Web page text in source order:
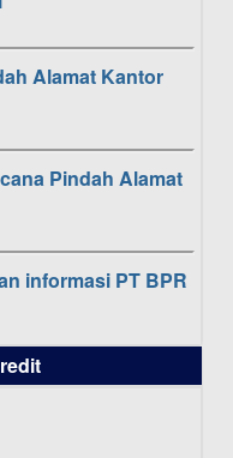
Alamat Kantor
Pindah Alamat
informasi PT BPR
TAMASHA